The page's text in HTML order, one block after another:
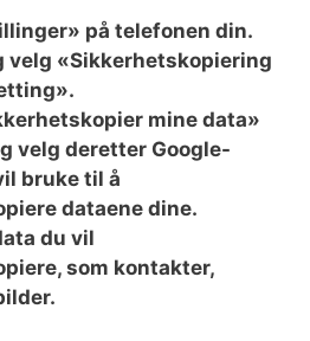
på telefonen din.
velg «Sikkerhetskopiering
mine data»
velg deretter Google-
bruke til å
dataene dine.
du vil
som kontakter,